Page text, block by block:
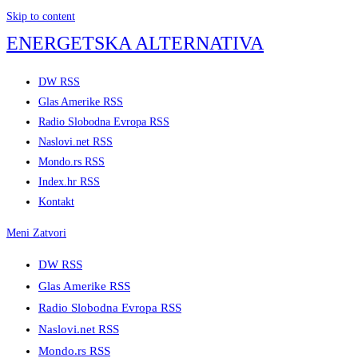
Skip to content
ENERGETSKA ALTERNATIVA
DW RSS
Glas Amerike RSS
Radio Slobodna Evropa RSS
Naslovi.net RSS
Mondo.rs RSS
Index.hr RSS
Kontakt
Meni Zatvori
DW RSS
Glas Amerike RSS
Radio Slobodna Evropa RSS
Naslovi.net RSS
Mondo.rs RSS